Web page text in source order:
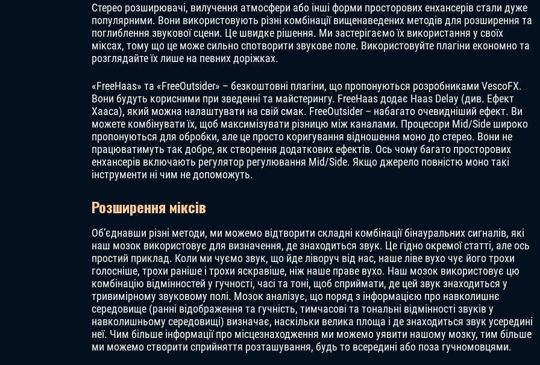
Стерео розширювачі, вилучення атмосфери або інші форми просторових енхансерів стали дуже
популярними. Вони використовують різні комбінації вищенаведених методів для розширення та
поглиблення звукової сцени. Це швидке рішення. Ми застерігаємо їх використання у своїх
міксах, тому що це може сильно спотворити звукове поле. Використовуйте плагіни економно та
розглядайте їх лише на певних доріжках.
«FreeHaas» та «FreeOutsider» – безкоштовні плагіни, що пропонуються розробниками VescoFX.
Вони будуть корисними при зведенні та майстерингу. FreeHaas додає Haas Delay (див. Ефект
Хааса), який можна налаштувати на свій смак. FreeOutsider – набагато очевидніший ефект. Ви
можете комбінувати їх, щоб максимізувати різницю між каналами. Процесори Mid/Side широко
пропонуються для обробки, але це просто коригування відношення моно до стерео. Вони не
працюватимуть так добре, як створення додаткових ефектів. Ось чому багато просторових
енхансерів включають регулятор регулювання Mid/Side. Якщо джерело повністю моно такі
інструменти ні чим не допоможуть.
Розширення міксів
Об’єднавши різні методи, ми можемо відтворити складні комбінації бінауральних сигналів, які
наш мозок використовує для визначення, де знаходиться звук. Це гідно окремої статті, але ось
простий приклад. Коли ми чуємо звук, що йде ліворуч від нас, наше ліве вухо чує його трохи
голосніше, трохи раніше і трохи яскравіше, ніж наше праве вухо. Наш мозок використовує цю
комбінацію відмінностей у гучності, часі та тоні, щоб сприймати, де цей звук знаходиться у
тривимірному звуковому полі. Мозок аналізує, що поряд з інформацією про навколишнє
середовище (ранні відображення та гучність, тимчасові та тональні відмінності звуків у
навколишньому середовищі) визначає, наскільки велика площа і де знаходиться звук усередині
неї. Чим більше інформації про місцезнаходження ми можемо уявити нашому мозку, тим більше
ми можемо створити сприйняття розташування, будь то всередині або поза гучномовцями.